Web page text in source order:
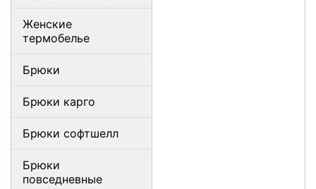
Женские
термобелье
Брюки
Брюки карго
Брюки софтшелл
Брюки
повседневные